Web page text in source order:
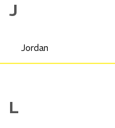
J
Jordan
L